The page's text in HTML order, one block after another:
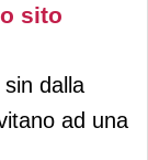
sito
dalla
ad una